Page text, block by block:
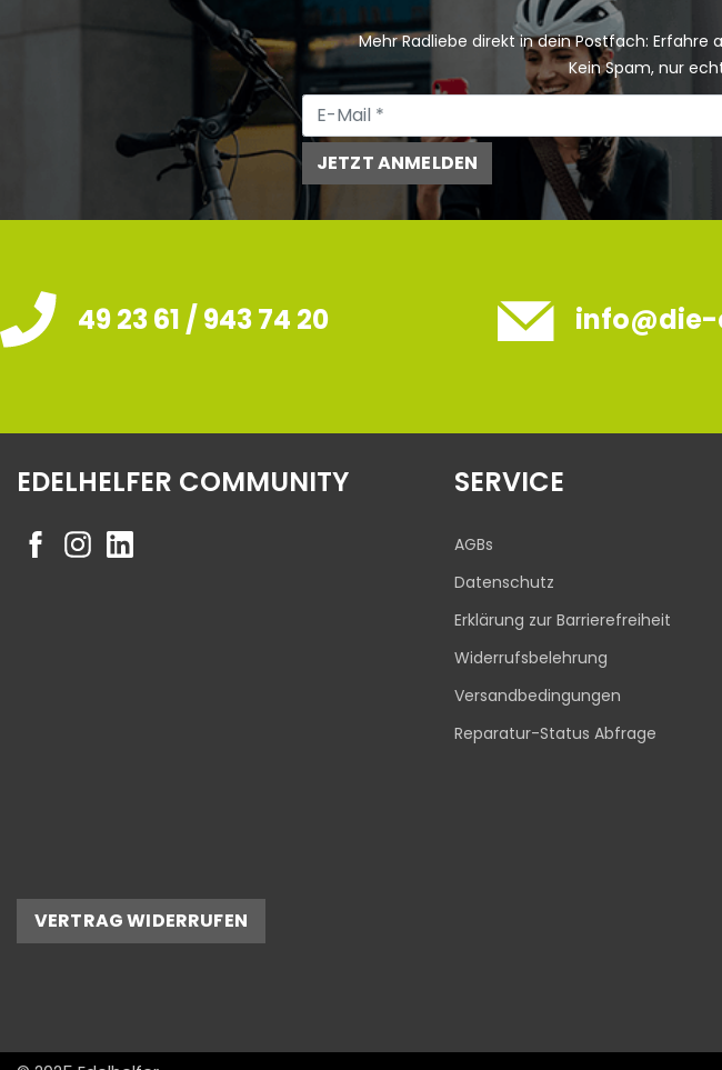
Mehr Radliebe direkt in dein Postfach: Erfahre
Kein Spam, nur
JETZT ANMELDEN
49 23 61 / 943 74 20
EDELHELFER COMMUNITY
VERTRAG WIDERRUFEN
SERVICE
AGBs
Datenschutz
Erklärung zur Barrierefreiheit
Widerrufsbelehrung
Versandbedingungen
Reparatur-Status Abfrage